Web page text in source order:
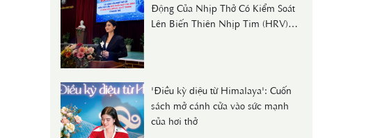
Động Của Nhịp Thở Có Kiểm Soát
Lên Biến Thiên Nhịp Tim (HRV)
'Điều kỳ diệu từ Himalaya': Cuốn
sách mở cánh cửa vào sức mạnh
của hơi thở